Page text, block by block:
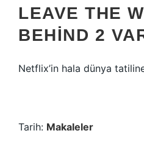
LEAVE THE
BEHIND 2
Netflix’in hala dünya
Tarih: Makaleler